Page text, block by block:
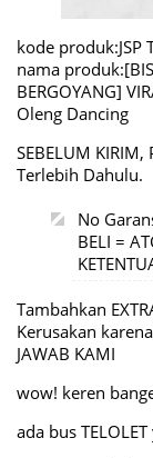
kode produk:JSP
nama
BERGOYANG]
Oleng Dancing
SEBELUM KIRIM,
Terlebih Dahulu.
No
BELI =
Tambahkan
Kerusakan
JAWAB KAMI
wow! keren
ada bus